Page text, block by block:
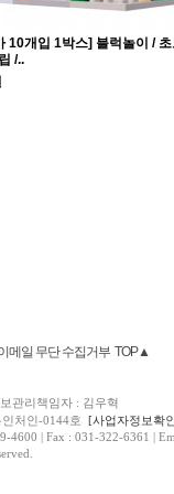
10개입 1박스] 블럭놀이 /
/..
메일 무단 수집거부 TOP▲
관리책임자 : 김우혁
처인-0144호 [사업자정보확
| Fax : 031-322-6361 |